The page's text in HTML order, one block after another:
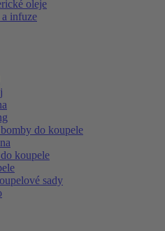
oleje
infuze
do koupele
koupele
sady